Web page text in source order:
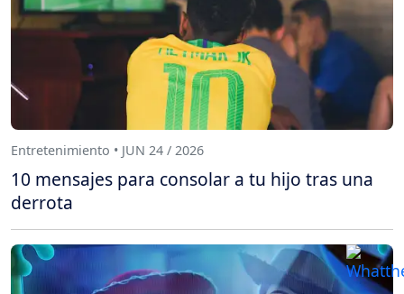
Entretenimiento • JUN 24 / 2026
10 mensajes para consolar a tu hijo tras una
derrota